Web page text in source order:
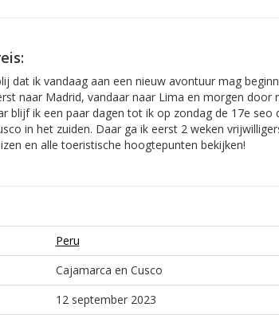
dat ik vandaag aan een nieuw avontuur mag
naar Madrid, vandaar naar Lima en morgen door
blijf ik een paar dagen tot ik op zondag de 17e
in het zuiden. Daar ga ik eerst 2 weken
en alle toeristische hoogtepunten bekijken!
Peru
Cajamarca en Cusco
12 september 2023